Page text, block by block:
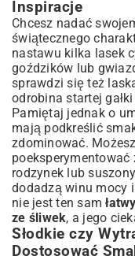
Inspiracje
Chcesz nadać
świątecznego
nastawu kilka lasek
goździków lub
sprawdzi się też
odrobina startej
Pamiętaj jednak o
mają podkreślić
zdominować.
poeksperymentować
rodzynek lub
dodadzą winu mocy i
nie jest ten sam
ze śliwek, a jego
Słodkie czy
Dostosować